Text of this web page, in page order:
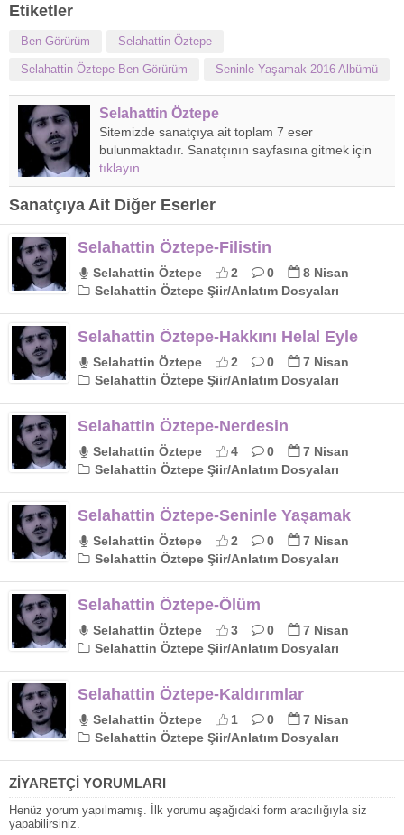
Etiketler
Ben Görürüm Selahattin Öztepe
Selahattin Öztepe-Ben Görürüm Seninle Yaşamak-2016 Albümü
Selahattin Öztepe
Sitemizde sanatçıya ait toplam 7 eser
bulunmaktadır. Sanatçının sayfasına gitmek için
tıklayın
Sanatçıya Ait Diğer Eserler
Selahattin Öztepe-Filistin
Selahattin Öztepe 2 0
8 Nisan
Selahattin Öztepe Şiir/Anlatım Dosyaları
Selahattin Öztepe-Hakkını Helal Eyle
Selahattin Öztepe 2 0
7 Nisan
Selahattin Öztepe Şiir/Anlatım Dosyaları
Selahattin Öztepe-Nerdesin
Selahattin Öztepe 4 0
7 Nisan
Selahattin Öztepe Şiir/Anlatım Dosyaları
Selahattin Öztepe-Seninle Yaşamak
Selahattin Öztepe 2 0
7 Nisan
Selahattin Öztepe Şiir/Anlatım Dosyaları
Selahattin Öztepe-Ölüm
Selahattin Öztepe 3 0
7 Nisan
Selahattin Öztepe Şiir/Anlatım Dosyaları
Selahattin Öztepe-Kaldırımlar
Selahattin Öztepe 1 0
7 Nisan
Selahattin Öztepe Şiir/Anlatım Dosyaları
ZİYARETÇİ YORUMLARI
Henüz yorum yapılmamış. İlk yorumu aşağıdaki form aracılığıyla siz
yapabilirsiniz.